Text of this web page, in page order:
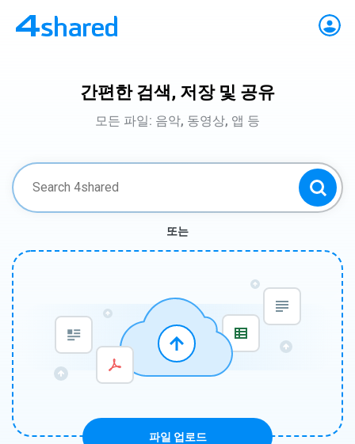
간편한 검색, 저장 및 공유
모든 파일: 음악, 동영상, 앱 등
또는
파일 업로드